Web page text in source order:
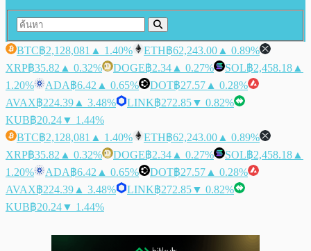
BTC฿2,128,081 ▲ 1.40% ETH฿62,243.00 ▲ 0.89%
XRP฿35.82 ▲ 0.32% DOGE฿2.34 ▲ 0.27% SOL฿2,458.18 ▲
1.20%
ADA฿6.42 ▲ 0.65% DOT฿27.57 ▲ 0.28%
AVAX฿224.39 ▲ 3.48% LINK฿272.85▼ 0.82%
KUB฿20.24▼ 1.44%
BTC฿2,128,081 ▲ 1.40% ETH฿62,243.00 ▲ 0.89%
XRP฿35.82 ▲ 0.32% DOGE฿2.34 ▲ 0.27% SOL฿2,458.18 ▲
1.20%
ADA฿6.42 ▲ 0.65% DOT฿27.57 ▲ 0.28%
AVAX฿224.39 ▲ 3.48% LINK฿272.85▼ 0.82%
KUB฿20.24▼ 1.44%